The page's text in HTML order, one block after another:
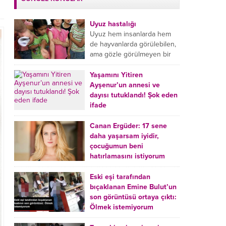
Uyuz hastalığı
Uyuz hem insanlarda hem
de hayvanlarda görülebilen,
ama gözle görülmeyen bir
tür mikroplu böcek
hastalığıdır. Uyuz hastalığı
(Urticaria), deride veya...
Yaşamını Yitiren
Ayşenur’un annesi ve
dayısı tutuklandı! Şok eden
ifade
Burdur’da yatağında ölü
bulunan Ayşenur Kazık’ın (2)
annesi Kader Karadeniz (23)
ile dayısı Hızır Tunç
Çetinkaya (19) tutuklandı.
Çetinkaya, ifadesinde...
Canan Ergüder: 17 sene
daha yaşarsam iyidir,
çocuğumun beni
hatırlamasını istiyorum
Kanser tedavisi gören ünlü
oyuncu Canan Ergüder,
hastalık sürecini anlattı:
Meme kanserine yakalanan
ünlü oyuncu Canan Ergüder
aklıma ilk ölümün...
Eski eşi tarafından
bıçaklanan Emine Bulut’un
son görüntüsü ortaya çıktı:
Ölmek istemiyorum
Kırıkkale’de eski eşi